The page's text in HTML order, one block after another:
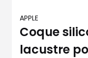
APPLE
Coque
lacustre